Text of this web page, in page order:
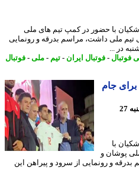
با حضور در کمپ تیم های ملی
ملی داشت، مراسم بدرقه و رونمایی
...
-فوتبال ایران - تیم -ملی -فوتبال
جام
یکشنبه 27
با
و
و رونمایی از سرود و پیراهن این